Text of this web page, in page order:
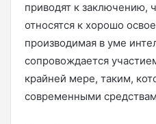
приводят к заключению,
относятся к хорошо
производимая в уме
сопровождается
крайней мере, таким,
современными